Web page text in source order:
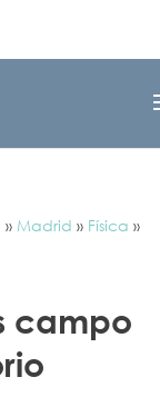
» Madrid » Física »
campo